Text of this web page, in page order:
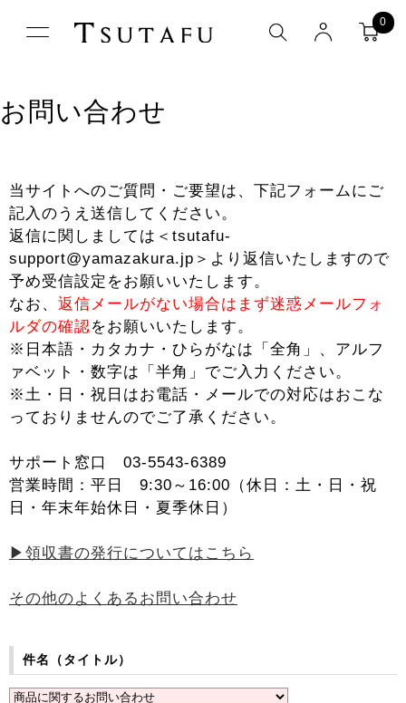
0
お問い合わせ
当サイトへのご質問・ご要望は、下記フォームにご
記入のうえ送信してください。
返信に関しましては＜tsutafu-
support@yamazakura.jp＞より返信いたしますので
予め受信設定をお願いいたします。
なお、返信メールがない場合はまず迷惑メールフォ
ルダの確認をお願いいたします。
※日本語・カタカナ・ひらがなは「全角」、アルフ
ァベット・数字は「半角」でご入力ください。
※土・日・祝日はお電話・メールでの対応はおこな
っておりませんのでご了承ください。
サポート窓口 03-5543-6389
営業時間：平日 9:30～16:00（休日：土・日・祝
日・年末年始休日・夏季休日）
▶領収書の発行についてはこちら
その他のよくあるお問い合わせ
件名（タイトル）